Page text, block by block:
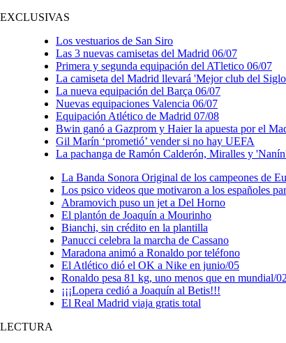
EXCLUSIVAS
Los vestuarios de San Siro
Las 3 nuevas camisetas del Madrid 06/07
Primera y segunda equipación del ATletico 06/07
La camiseta del Madrid llevará 'Mejor club del
La nueva equipación del Barça 06/07
Nuevas equipaciones Valencia 06/07
Equipación Atlético de Madrid 07/08
Bwin ganó a Gazprom y Haier la apuesta por el
Gil Marín ‘prometió’ vender si no hay UEFA
La pachanga de Ramón Calderón, Miralles y
La Banda Sonora Original de los campeones de
Los psico videos que motivaron a los españoles
Abramovich puso un jet a Del Horno
El plantón de Joaquín a Mourinho
Bianchi, sin crédito en la plantilla
Panucci celebra la marcha de Cassano
Maradona animó a Ronaldo por teléfono
El Atlético dió el OK a Nike en junio/05
Ronaldo pesa 81 kg, uno menos que en mundial/02
¡¡¡Lopera cedió a Joaquín al Betis!!!
El Real Madrid viaja gratis total
LECTURA